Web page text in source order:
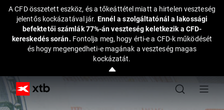
A CFD összetett eszköz, és a tőkeáttétel miatt a hirtelen veszteség
jelentős kockázatával jár. Ennél a szolgáltatónál a lakossági
befektetői számlák 77%-án veszteség keletkezik a CFD-
kereskedés során. Fontolja meg, hogy érti-e a CFD-k működését
és hogy megengedheti-e magának a veszteség magas
kockázatát.